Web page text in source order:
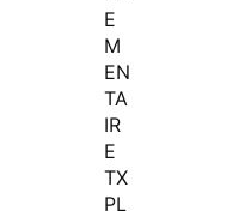
E
M
EN
TA
IR
E
TX
PL